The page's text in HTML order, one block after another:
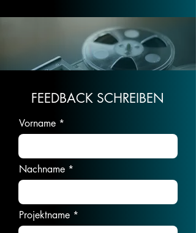
FEEDBACK SCHREIBEN
Vorname
Nachname
Projektname